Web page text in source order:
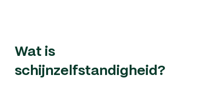
Wat is
schijnzelfstandigheid?